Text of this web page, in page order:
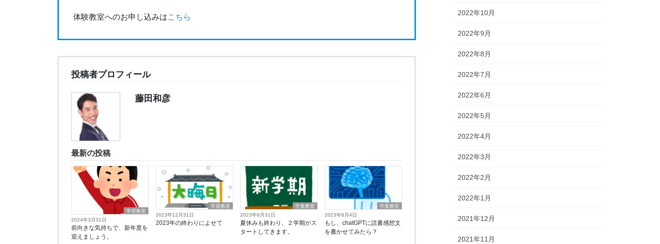
体験教室へのお申し込みはこちら
投稿者プロフィール
藤田和彦
最新の投稿
学習教室
2024年3月31日
前向きな気持ちで、新年度を
迎えましょう。
学習教室
2023年12月31日
2023年の終わりによせて
学童教室
2023年8月31日
夏休みも終わり、２学期がス
タートしてきます。
学童教室
2023年8月4日
もし、chatGPTに読書感想文
を書かせてみたら？
2022年10月
2022年9月
2022年8月
2022年7月
2022年6月
2022年5月
2022年4月
2022年3月
2022年2月
2022年1月
2021年12月
2021年11月